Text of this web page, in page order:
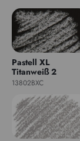
Pastell XL
Titanweiß 2
13802BXC